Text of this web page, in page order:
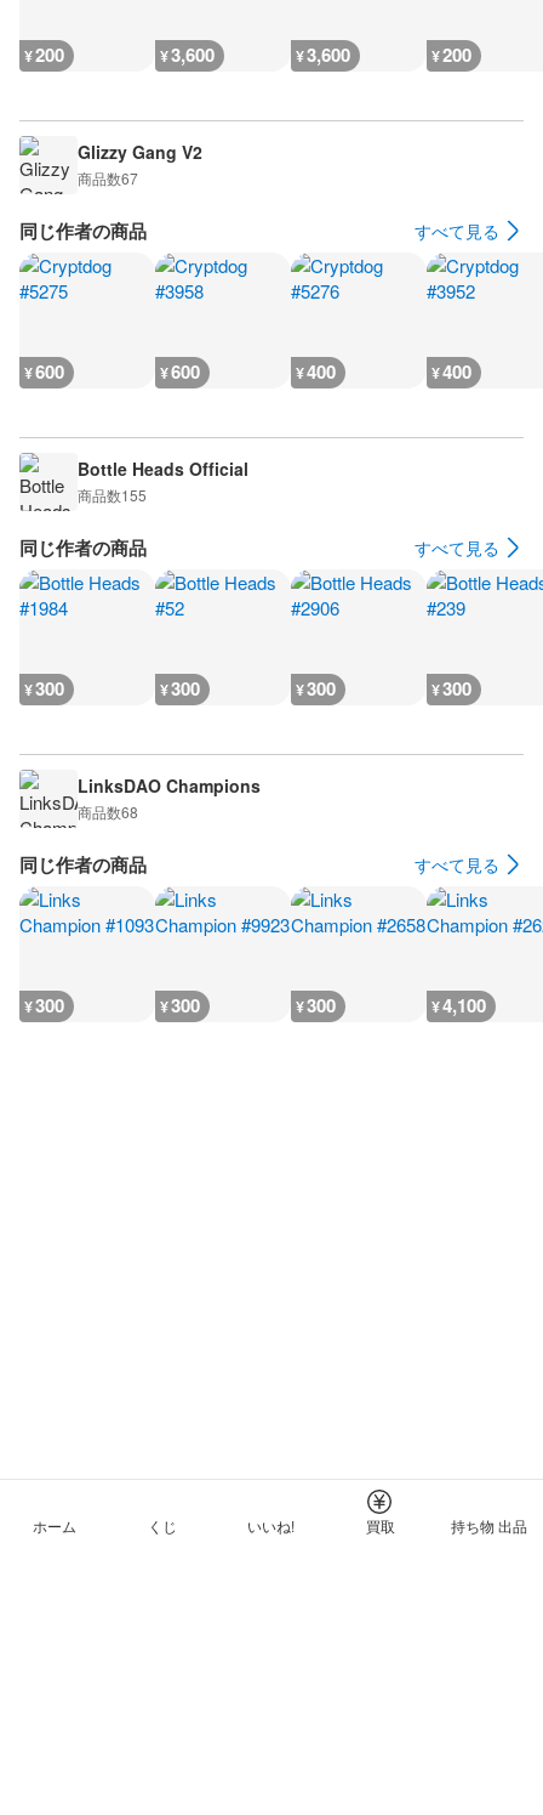
¥200 ¥3,600 ¥3,600 ¥200
Glizzy Gang V2
商品数67
同じ作者の商品 すべて見る
¥600 ¥600 ¥400 ¥400
Bottle Heads Official
商品数155
同じ作者の商品 すべて見る
¥300 ¥300 ¥300 ¥300
LinksDAO Champions
商品数68
同じ作者の商品 すべて見る
¥300 ¥300 ¥300 ¥4,100
ホーム くじ いいね! 買取 持ち物 出品